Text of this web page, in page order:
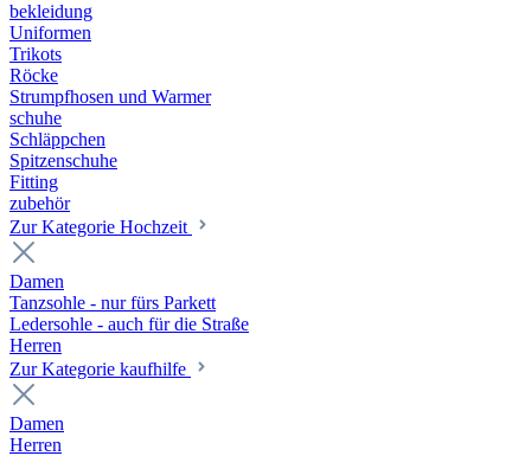
bekleidung
Uniformen
Trikots
Röcke
Strumpfhosen und Warmer
schuhe
Schläppchen
Spitzenschuhe
Fitting
zubehör
Zur Kategorie Hochzeit
Damen
Tanzsohle - nur fürs Parkett
Ledersohle - auch für die Straße
Herren
Zur Kategorie kaufhilfe
Damen
Herren